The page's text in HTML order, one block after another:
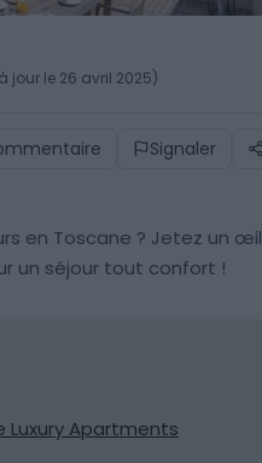
jour le 26 avril 2025)
Signaler
en Toscane ? Jetez un
un séjour tout confort !
Luxury Apartments